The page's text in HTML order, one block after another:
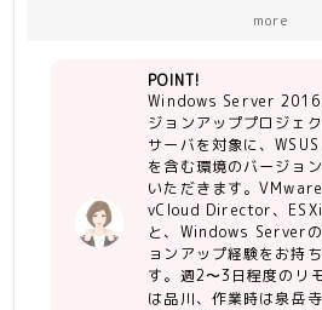
【尚可】
・勤怠が良い方
・コミュニケーシ
問題発生時のエス
・Windows OSの
移行設計経験
・ADサーバのOS
・基本的なシステ
識（基本情報技術
more
POINT!
Windows Server 2016
ジョンアッププロジェ
サーバを対象に、
を含む環境のバージョ
いただきます。
vCloud Director、ESXi
と、Windows Server
ョンアップ経験をお持
す。週2〜3日程度のリ
は品川、作業時は泉岳